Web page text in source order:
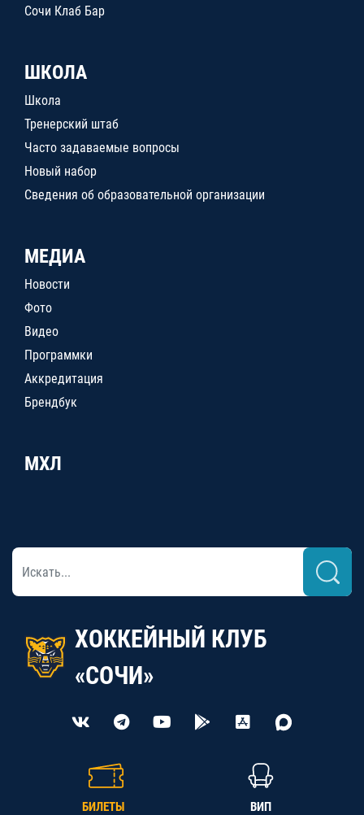
Сочи Клаб Бар
ШКОЛА
Школа
Тренерский штаб
Часто задаваемые вопросы
Новый набор
Сведения об образовательной организации
МЕДИА
Новости
Фото
Видео
Программки
Аккредитация
Брендбук
МХЛ
ХОККЕЙНЫЙ КЛУБ
«СОЧИ»
БИЛЕТЫ ВИП